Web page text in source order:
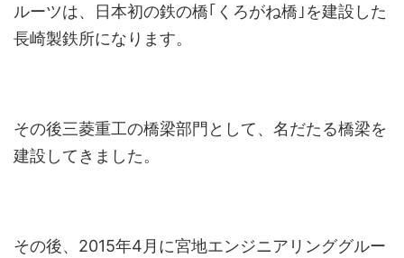
ルーツは、日本初の鉄の橋｢くろがね橋｣を建設した
長崎製鉄所になります。
その後三菱重工の橋梁部門として、名だたる橋梁を
建設してきました。
その後、2015年4月に宮地エンジニアリンググルー